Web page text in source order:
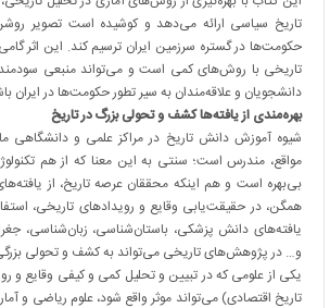
تاریخ سیاسی ارائه می‌دهد و کوشیده است تصویر
حکومت‌ها در گستره سرزمین ایران ترسیم کند. این اثر
تاریخی با روش‌های کمی است و می‌تواند منبعی سودمند
دانشجویان و علاقه‌مندان به سیر تطور حکومت‌ها در ایران
بهره‌مندی از یافته‌ها کشف و تحولی بزرگ در تاریخ
شیوه آموزش دانش تاریخ در مراکز علمی و دانشگاهی
مواقع، مندرس است؛ سنتی به این معنا که از هم
بی‌بهره است و هم اینکه محققان عرصه تاریخ، از
همگن، در حقیقت‌یابی وقایع و رویدادهای تاریخی،
یافته‌های دانش پزشکی، باستان‌شناسی، زبان‌شناسی،
و… در پژوهش‌های تاریخی می‌تواند به کشف و تحولی
یکی از علومی که در تبیین و تحلیل کمی و کیفی وقایع و
تاریخ اقتصادی) می‌تواند موثر واقع شود، علوم ریاضی و